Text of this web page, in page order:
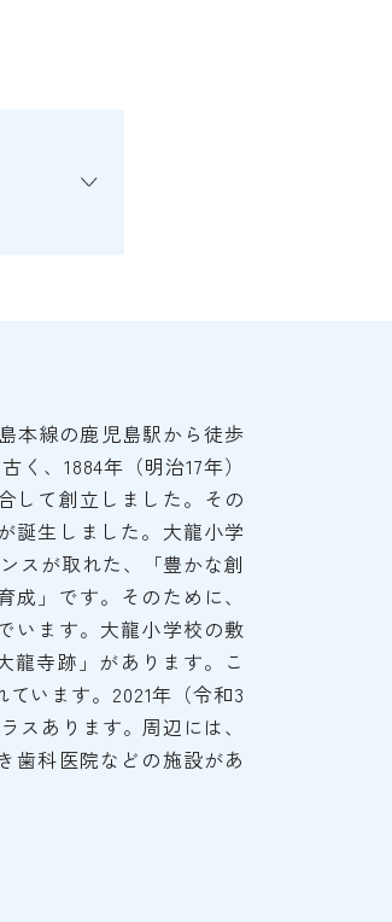
本線の鹿児島駅から徒歩
、1884年（明治17年）
して創立しました。その
誕生しました。大龍小学
スが取れた、「豊かな創
」です。そのために、
います。大龍小学校の敷
龍寺跡」があります。こ
います。2021年（令和3
スあります。周辺には、
歯科医院などの施設があ